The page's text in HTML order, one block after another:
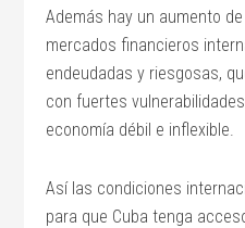
Además hay un aumento
mercados financieros
endeudadas y riesgosas,
con fuertes
economía débil e inflexible.
Así las condiciones
para que Cuba tenga